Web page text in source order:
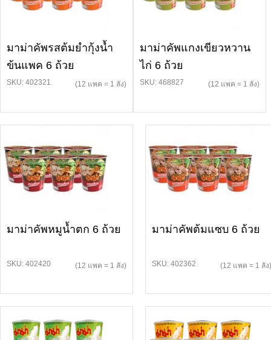
มาม่าคัพรสต้มยำกุ้งน้ำ
ข้นแพค 6 ถ้วย
SKU: 402321 (12 แพค = 1 ลัง)
มาม่าคัพแกงเขียวหวาน
ไก่ 6 ถ้วย
SKU: 468827 (12 แพค = 1 ลัง)
มาม่าคัพหมูน้ำตก 6 ถ้วย
SKU: 402420 (12 แพค = 1 ลัง)
มาม่าคัพต้มแซบ 6 ถ้วย
SKU: 402362 (12 แพค = 1 ลัง)